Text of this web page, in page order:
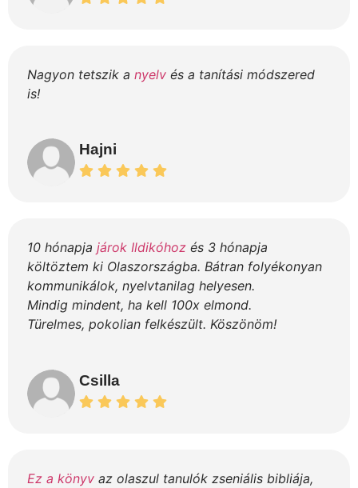
Nagyon tetszik a nyelv és a tanítási módszered
is!
Hajni
10 hónapja járok Ildikóhoz és 3 hónapja
költöztem ki Olaszországba. Bátran folyékonyan
kommunikálok, nyelvtanilag helyesen.
Mindig mindent, ha kell 100x elmond.
Türelmes, pokolian felkészült. Köszönöm!
Csilla
Ez a könyv az olaszul tanulók zseniális bibliája,